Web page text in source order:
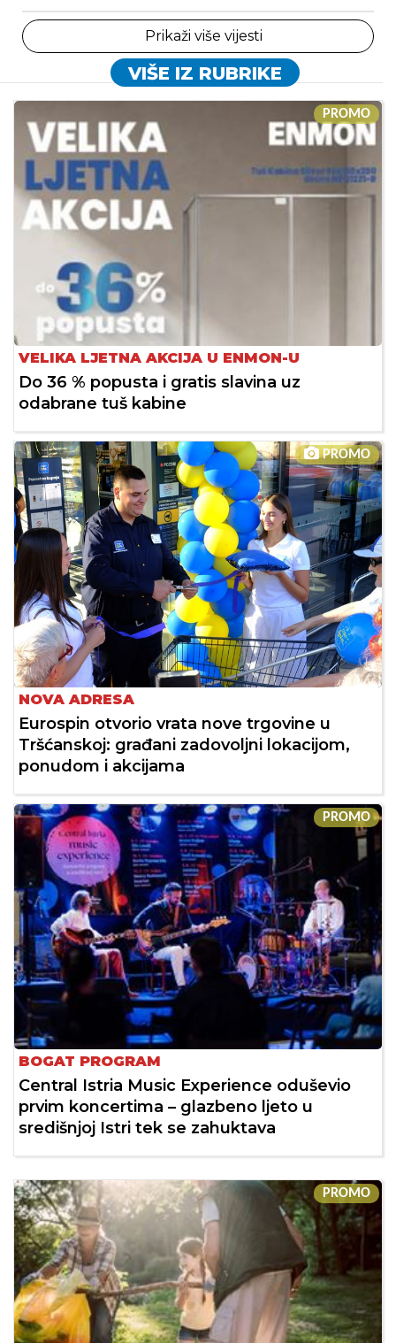
Prikaži više vijesti
VIŠE IZ RUBRIKE
PROMO
VELIKA LJETNA AKCIJA U ENMON-U
Do 36 % popusta i gratis slavina uz
odabrane tuš kabine
PROMO
NOVA ADRESA
Eurospin otvorio vrata nove trgovine u
Tršćanskoj: građani zadovoljni lokacijom,
ponudom i akcijama
PROMO
BOGAT PROGRAM
Central Istria Music Experience oduševio
prvim koncertima – glazbeno ljeto u
središnjoj Istri tek se zahuktava
PROMO